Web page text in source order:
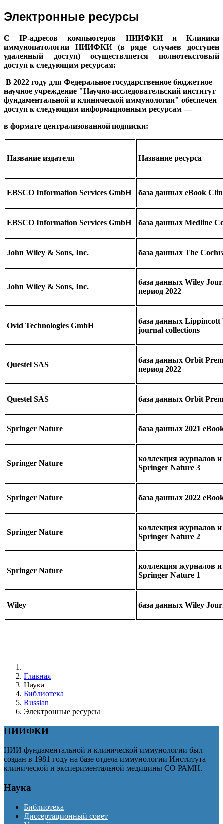
Электронные ресурсы
С IP-адресов компьютеров НИИФКИ и Клиники
иммунопатологии НИИФКИ (в ряде случаев доступен
удаленный доступ) осуществляется полнотекстовый
доступ к следующим ресурсам:
В 2022 году для Федеральное государственное бюджетное
научное учреждение "Научно-исследовательский институт
фундаментальной и клинической иммунологии" обеспечен
доступ к следующим информационным ресурсам —
в формате централизованной подписки:
Название издателя Название ресурса
EBSCO Information Services GmbH база данных eBook
EBSCO Information Services GmbH база данных Medline
John Wiley & Sons, Inc. база данных The
John Wiley & Sons, Inc.
база данных Wiley
период 2022
Ovid Technologies GmbH
база данных
journal collections
Questel SAS
база данных Orbit
период 2022
Questel SAS база данных Orbit
Springer Nature база данных 2021
Springer Nature
коллекция журналов
Springer Nature 3
Springer Nature база данных 2022
Springer Nature
коллекция журналов
Springer Nature 2
Springer Nature
коллекция журналов
Springer Nature 1
Wiley база данных Wiley
Главная
Наука
Библиотека
Russian
Электронные ресурсы
НИИФКИ
НИИ фундаментальной и клинической иммунологии был
создан в 1981 году на базе отдела иммунологии Института
клинической и экспериментальной медицины СО РАМН.
Наука
Библиотека
Диссертационный совет